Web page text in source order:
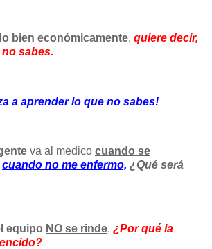
bien económicamente, quiere decir,
sabes.
a aprender lo que no sabes!
va al medico cuando se
cuando no me enfermo, ¿Qué será
equipo NO se rinde, ¿Por qué la